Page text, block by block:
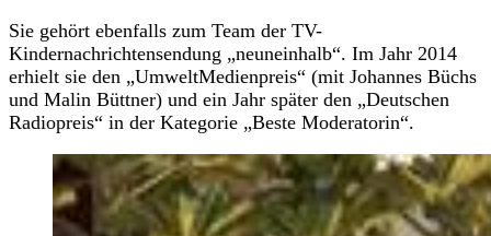
Sie gehört ebenfalls zum Team der TV-
Kindernachrichtensendung „neuneinhalb“. Im Jahr 2014
erhielt sie den „UmweltMedienpreis“ (mit Johannes Büchs
und Malin Büttner) und ein Jahr später den „Deutschen
Radiopreis“ in der Kategorie „Beste Moderatorin“.